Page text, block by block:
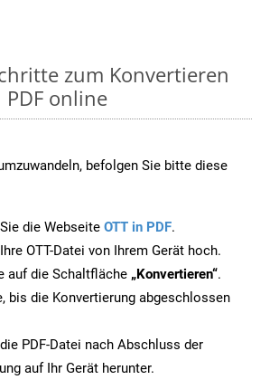
zum Konvertieren
PDF online
befolgen Sie bitte diese
die Webseite OTT in PDF.
OTT-Datei von Ihrem Gerät hoch.
auf die Schaltfläche „Konvertieren“.
bis die Konvertierung abgeschlossen
PDF-Datei nach Abschluss der
auf Ihr Gerät herunter.